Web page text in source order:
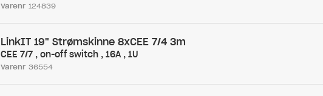
Varenr 124839
LinkIT 19" Strømskinne 8xCEE 7/4 3m
CEE 7/7 , on-off switch , 16A , 1U
Varenr 36554